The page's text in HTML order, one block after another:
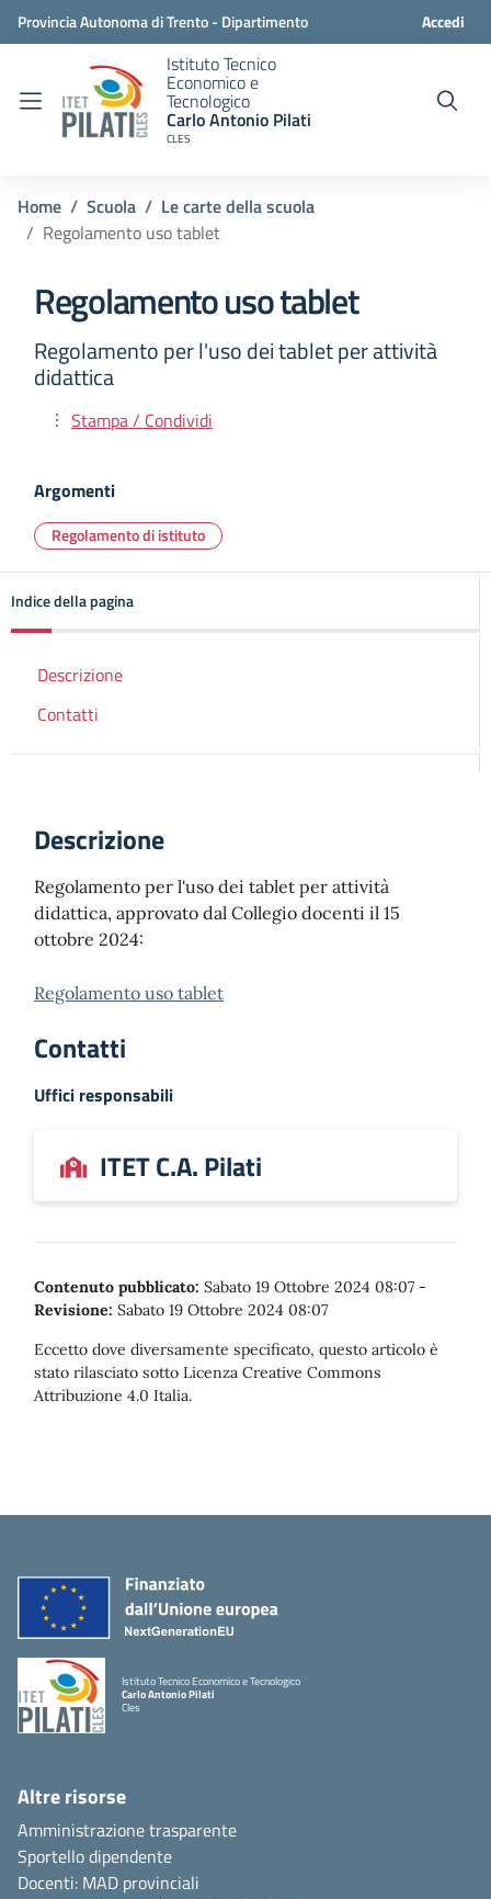
Provincia Autonoma di Trento - Dipartimento
istruzione e cultura
Accedi
Istituto Tecnico
Economico e
Tecnologico
Carlo Antonio Pilati
CLES
Home Scuola
Le carte della scuola
Regolamento uso tablet
Regolamento uso tablet
Regolamento per l'uso dei tablet per attività
didattica
Stampa / Condividi
Argomenti
Regolamento di istituto
Indice della pagina
Descrizione
Contatti
Descrizione
Regolamento per l'uso dei tablet per attività
didattica, approvato dal Collegio docenti il 15
ottobre 2024:
Regolamento uso tablet
Contatti
Uffici responsabili
ITET C.A. Pilati
Contenuto pubblicato: Sabato 19 Ottobre 2024 08:07 -
Revisione: Sabato 19 Ottobre 2024 08:07
Eccetto dove diversamente specificato, questo articolo è
stato rilasciato sotto Licenza Creative Commons
Attribuzione 4.0 Italia.
Istituto Tecnico Economico e Tecnologico
Carlo Antonio Pilati
Cles
Altre risorse
Amministrazione trasparente
Sportello dipendente
Docenti: MAD provinciali